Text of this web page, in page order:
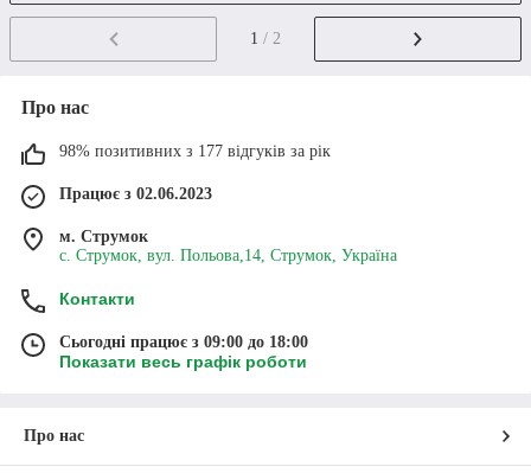
потрібні сорти до кошика та вкажіть дані для
телефоном або через електронну пошту.
Пiдтвердження
замовлення та уточнення всіх деталей покупки.
Також він із радістю відповість на будь-які
1 / 2
Про нас
98% позитивних з 177 відгуків за рік
Працює з 02.06.2023
м. Струмок
с. Струмок, вул. Польова,14, Струмок, Україна
Контакти
Сьогодні працює з 09:00 до 18:00
Показати весь графік роботи
Про нас